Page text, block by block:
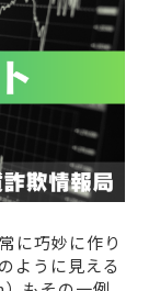
に巧妙に作り
ように見える